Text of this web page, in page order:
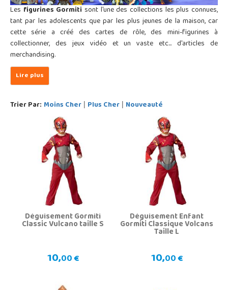
Les figurines Gormiti sont l'une des collections les plus connues,
tant par les adolescents que par les plus jeunes de la maison, car
cette série a créé des cartes de rôle, des mini-figurines à
collectionner, des jeux vidéo et un vaste etc... d'articles de
merchandising.
Trier Par: Moins Cher | Plus Cher | Nouveauté
Déguisement Gormiti
Classic Vulcano taille S
10,00 €
Déguisement Enfant
Gormiti Classique Volcans
Taille L
10,00 €